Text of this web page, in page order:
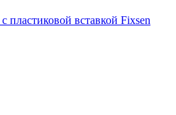
пластиковой вставкой Fixsen